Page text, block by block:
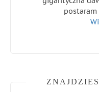
postaram